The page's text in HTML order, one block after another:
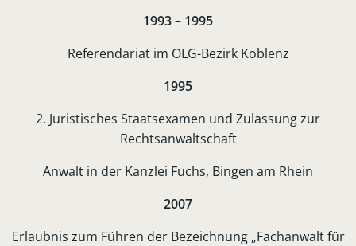
1993 – 1995
Referendariat im OLG-Bezirk Koblenz
1995
2. Juristisches Staatsexamen und Zulassung zur
Rechtsanwaltschaft
Anwalt in der Kanzlei Fuchs, Bingen am Rhein
2007
Erlaubnis zum Führen der Bezeichnung „Fachanwalt für